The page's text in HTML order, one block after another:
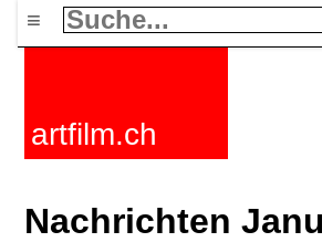
≡
artfilm.ch
Nachrichten